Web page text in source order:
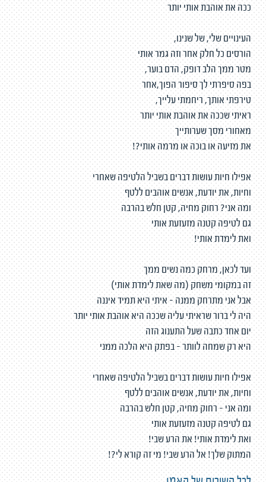
ככה את אוהבת אותי יותר
העינויים שלי, של שנינו,
הורסים כל חלק אחר וזה גמר אותי
מטר ממך הלב דופק, הדם בוער,
בפה סיפרתי לך סיפור הפוך,אחר
טירפתי אותך, ריחמתי עלייך,
ראיתי שככה את אוהבת אותי יותר
מאחורי מסך שערותייך
את מזיעה או בוכה או מרמה אותי?!
אפילו חיות עושות דברים בשביל הלטיפה שאחרי
וחיות, את יודעת, אנשים אוהבים ללטף
ומה אני? רחוק מחיה, קטן חלש בהרבה
גם לטיפה קטנה מזעזעת אותי
ואת לימדת אותי!
ועד לכאן, מרחק כמה נשים ממך
זה במקומי משחק (מה שאת לימדת אותי)
אבל אני מתרחק ממנה - איתי היא תמיד איננה
היה לי ברור שראיתי עליה שככה היא אוהבת אותי יותר
יום אחד כתבה שעל התענוג הזה
היא רק שמחה לוותר - בפתק היא הלכה ממני
אפילו חיות עושות דברים בשביל הלטיפה שאחרי
וחיות, את יודעת, אנשים אוהבים ללטף
ומה אני - רחוק מחיה, קטן חלש בהרבה
גם לטיפה קטנה מזעזעת אותי
ואת לימדת אותי! את הרע שבי!
המתוק שלך! אל הרע שבי! מי זה קורא לי?!